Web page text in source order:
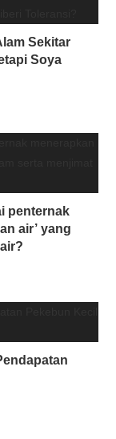
Sekitar
Soya
penternak
air’ yang